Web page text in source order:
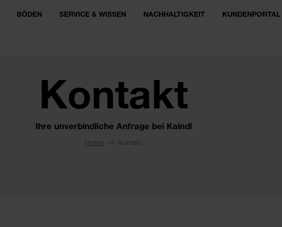
BÖDEN SERVICE & WISSEN NACHHALTIGKEIT KUNDENPORTAL
Kontakt
Ihre unverbindliche Anfrage bei Kaindl
Home Kontakt